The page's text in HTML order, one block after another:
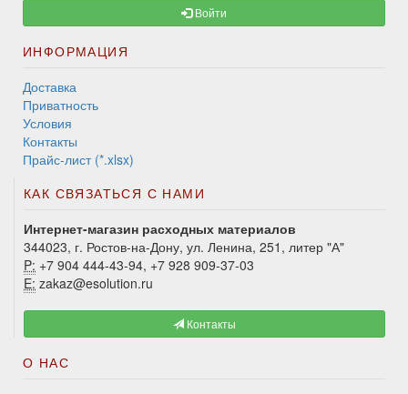
Войти
ИНФОРМАЦИЯ
Доставка
Приватность
Условия
Контакты
Прайс-лист (*.xlsx)
КАК СВЯЗАТЬСЯ С НАМИ
Интернет-магазин расходных материалов
344023, г. Ростов-на-Дону, ул. Ленина, 251, литер "А"
P: +7 904 444-43-94, +7 928 909-37-03
E: zakaz@esolution.ru
Контакты
О НАС